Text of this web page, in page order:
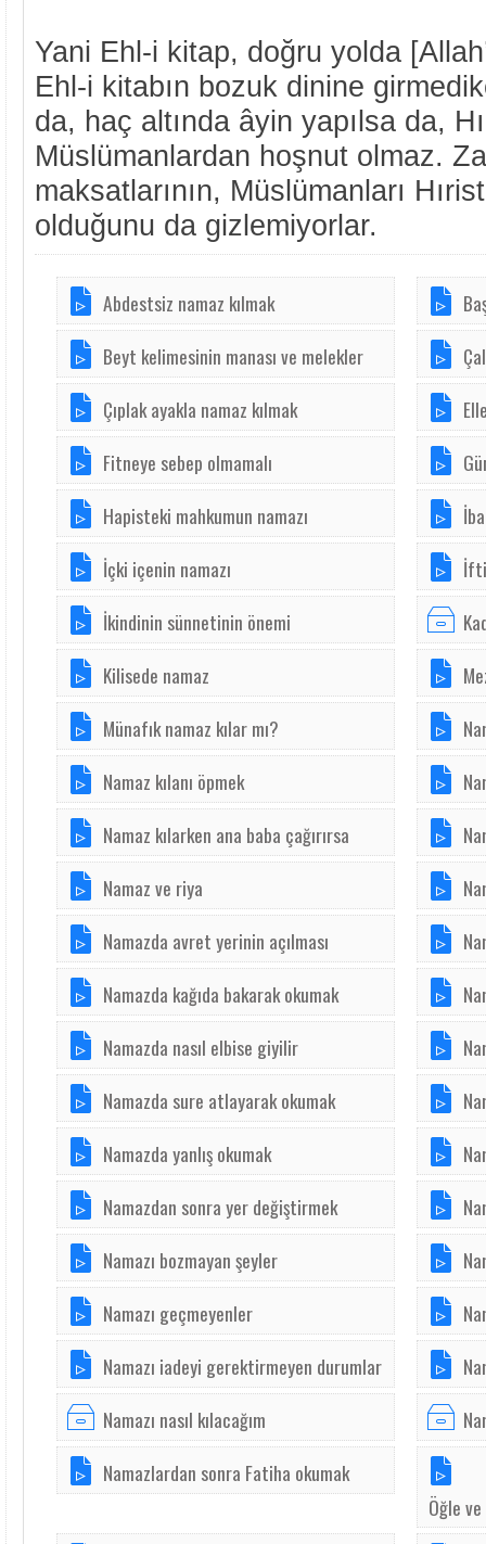
Yani Ehl-i kitap, doğru yolda
Ehl-i kitabın bozuk dinine
da, haç altında âyin yapılsa da,
Müslümanlardan hoşnut olmaz.
maksatlarının, Müslümanları
olduğunu da gizlemiyorlar.
Abdestsiz namaz kılmak
Beyt kelimesinin manası ve melekler
Çıplak ayakla namaz kılmak
Fitneye sebep olmamalı
Hapisteki mahkumun namazı
İçki içenin namazı
İkindinin sünnetinin önemi
Kilisede namaz
Münafık namaz kılar mı?
Namaz kılanı öpmek
Namaz kılarken ana baba çağırırsa
Namaz ve riya
Namazda avret yerinin açılması
Namazda kağıda bakarak okumak
Namazda nasıl elbise giyilir
Namazda sure atlayarak okumak
Namazda yanlış okumak
Namazdan sonra yer değiştirmek
Namazı bozmayan şeyler
Namazı geçmeyenler
Namazı iadeyi gerektirmeyen durumlar
Namazı nasıl kılacağım
Namazlardan sonra Fatiha okumak
Öğle